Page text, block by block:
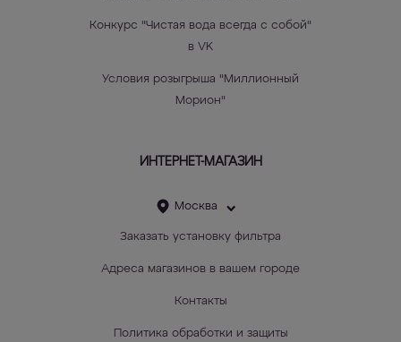
Конкурс "Чистая вода всегда с собой"
в VK
Условия розыгрыша "Миллионный
Морион"
ИНТЕРНЕТ-МАГАЗИН
Москва
Заказать установку фильтра
Адреса магазинов в вашем городе
Контакты
Политика обработки и защиты